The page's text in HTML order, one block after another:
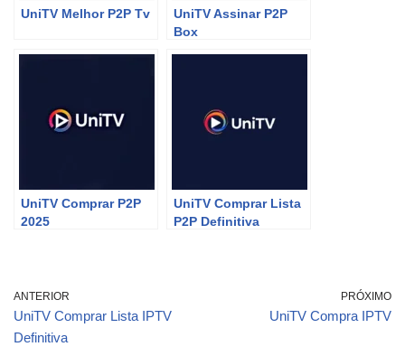
UniTV Melhor P2P Tv
UniTV Assinar P2P
Box
UniTV Comprar P2P
2025
UniTV Comprar Lista
P2P Definitiva
ANTERIOR
UniTV Comprar Lista IPTV
Definitiva
PRÓXIMO
UniTV Compra IPTV